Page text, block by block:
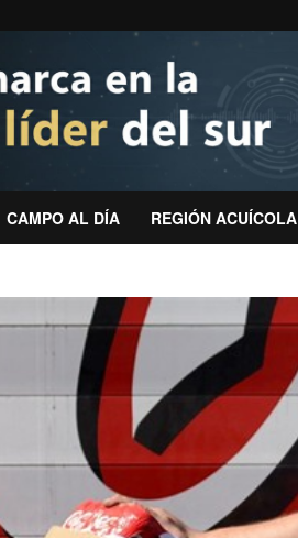
CAMPO AL DÍA REGIÓN ACUÍCOLA